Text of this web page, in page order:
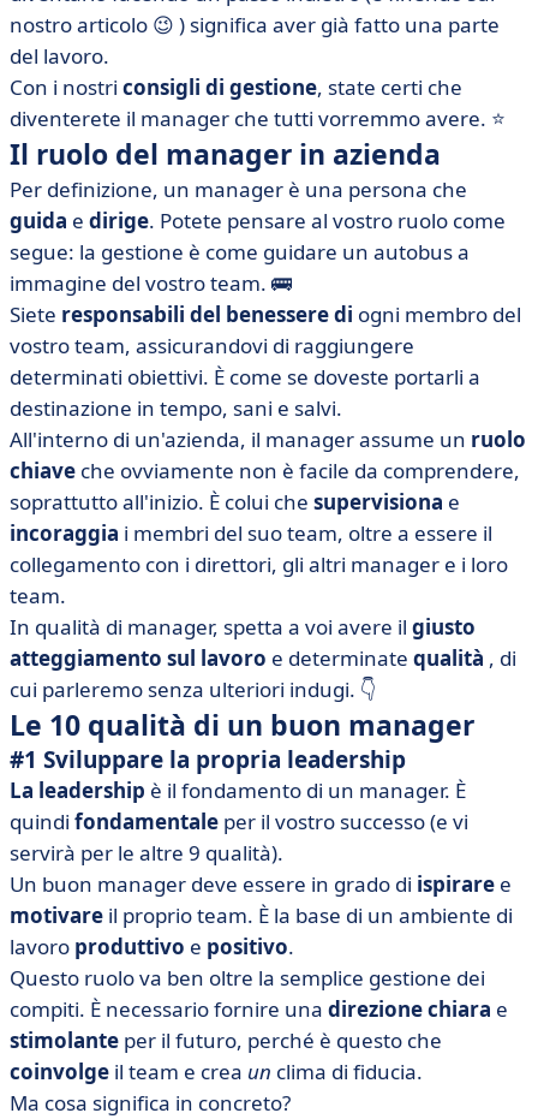
nostro articolo 😉 ) significa aver già fatto una parte
del lavoro.
Con i nostri consigli di gestione, state certi che
diventerete il manager che tutti vorremmo avere. ⭐
Il ruolo del manager in azienda
Per definizione, un manager è una persona che
guida e dirige. Potete pensare al vostro ruolo come
segue: la gestione è come guidare un autobus a
immagine del vostro team. 🚌
Siete responsabili del benessere di ogni membro del
vostro team, assicurandovi di raggiungere
determinati obiettivi. È come se doveste portarli a
destinazione in tempo, sani e salvi.
All'interno di un'azienda, il manager assume un ruolo
chiave che ovviamente non è facile da comprendere,
soprattutto all'inizio. È colui che supervisiona e
incoraggia i membri del suo team, oltre a essere il
collegamento con i direttori, gli altri manager e i loro
team.
In qualità di manager, spetta a voi avere il giusto
atteggiamento sul lavoro e determinate qualità , di
cui parleremo senza ulteriori indugi. 👇
Le 10 qualità di un buon manager
#1 Sviluppare la propria leadership
La leadership è il fondamento di un manager. È
quindi fondamentale per il vostro successo (e vi
servirà per le altre 9 qualità).
Un buon manager deve essere in grado di ispirare e
motivare il proprio team. È la base di un ambiente di
lavoro produttivo e positivo.
Questo ruolo va ben oltre la semplice gestione dei
compiti. È necessario fornire una direzione chiara e
stimolante per il futuro, perché è questo che
coinvolge il team e crea un clima di fiducia.
Ma cosa significa in concreto?